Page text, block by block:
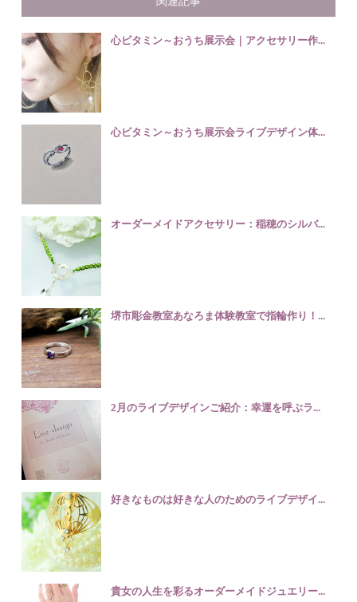
心ビタミン～おうち展示会｜アクセサリー作...
心ビタミン～おうち展示会ライブデザイン体...
オーダーメイドアクセサリー：稲穂のシルバ...
堺市彫金教室あなろま体験教室で指輪作り！...
2月のライブデザインご紹介：幸運を呼ぶラ...
好きなものは好きな人のためのライブデザイ...
貴女の人生を彩るオーダーメイドジュエリー...